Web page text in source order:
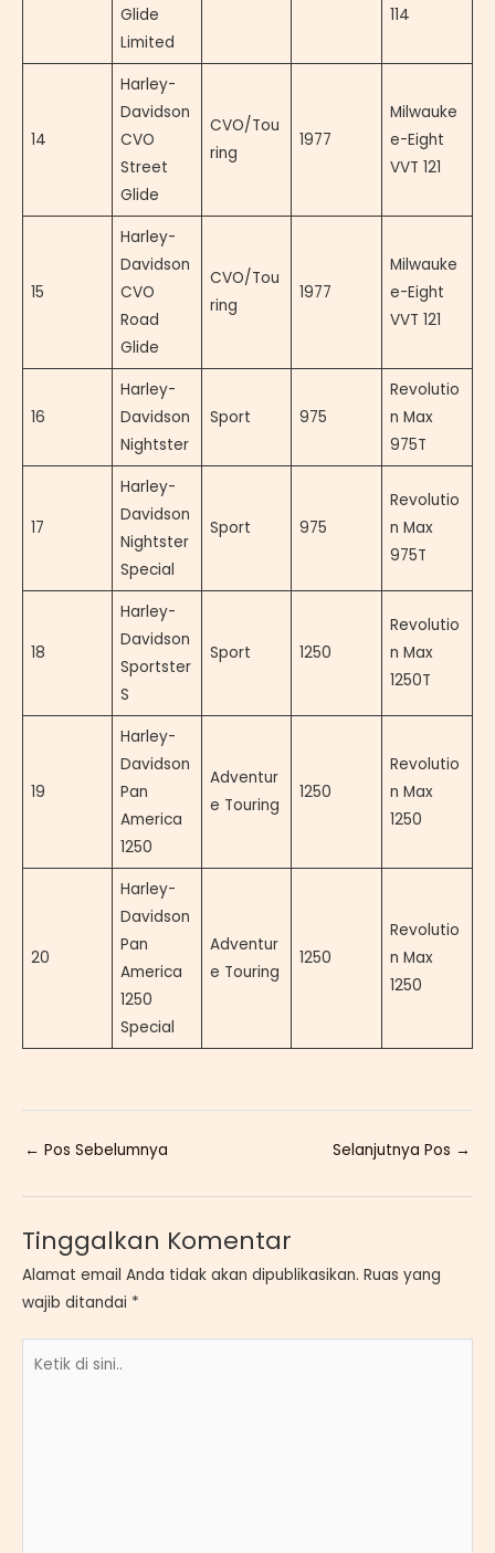
Glide
Limited
114
14
Harley-
Davidson
CVO
Street
Glide
CVO/Tou
ring
1977
Milwauke
e-Eight
VVT 121
15
Harley-
Davidson
CVO
Road
Glide
CVO/Tou
ring
1977
Milwauke
e-Eight
VVT 121
16
Harley-
Davidson
Nightster
Sport 975
Revolutio
n Max
975T
17
Harley-
Davidson
Nightster
Special
Sport 975
Revolutio
n Max
975T
18
Harley-
Davidson
Sportster
S
Sport 1250
Revolutio
n Max
1250T
19
Harley-
Davidson
Pan
America
1250
Adventur
e Touring
1250
Revolutio
n Max
1250
20
Harley-
Davidson
Pan
America
1250
Special
Adventur
e Touring
1250
Revolutio
n Max
1250
← Pos Sebelumnya Selanjutnya Pos →
Tinggalkan Komentar
Alamat email Anda tidak akan dipublikasikan. Ruas yang
wajib ditandai *